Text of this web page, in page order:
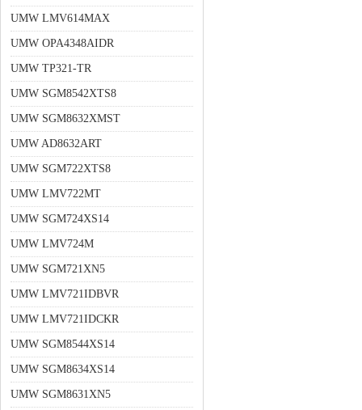
UMW LMV614MAX
UMW OPA4348AIDR
UMW TP321-TR
UMW SGM8542XTS8
UMW SGM8632XMST
UMW AD8632ART
UMW SGM722XTS8
UMW LMV722MT
UMW SGM724XS14
UMW LMV724M
UMW SGM721XN5
UMW LMV721IDBVR
UMW LMV721IDCKR
UMW SGM8544XS14
UMW SGM8634XS14
UMW SGM8631XN5